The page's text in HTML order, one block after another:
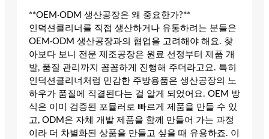
**OEM·ODM 생산공장은 왜 중요한가?**
인덕션클리너를 직접 생산하거나 유통하려는 분들은
OEM·ODM 생산공장과의 협업을 고려해야 해요. 찾
아보다 보니 전문 제조공장은 원료 선정부터 제품 개
발, 품질 관리까지 꼼꼼하게 진행해 주더라고요. 특히
인덕션클리너처럼 민감한 주방용품은 생산공장의 노
하우가 품질에 직결된다는 걸 알게 되었어요. OEM 방
식은 이미 검증된 포뮬러로 빠르게 제품을 만들 수 있
고, ODM은 자체 개발 제품을 함께 만들어 가는 과정
이라 더 차별화된 상품을 만들고 싶을 때 유용하죠. 이